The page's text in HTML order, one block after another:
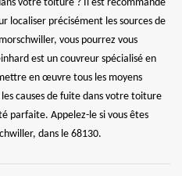
votre toiture ? Il est recommandé
localiser précisément les sources de
vous pourrez vous
est un couvreur spécialisé en
en œuvre tous les moyens
causes de fuite dans votre toiture
parfaite. Appelez-le si vous êtes
dans le 68130.